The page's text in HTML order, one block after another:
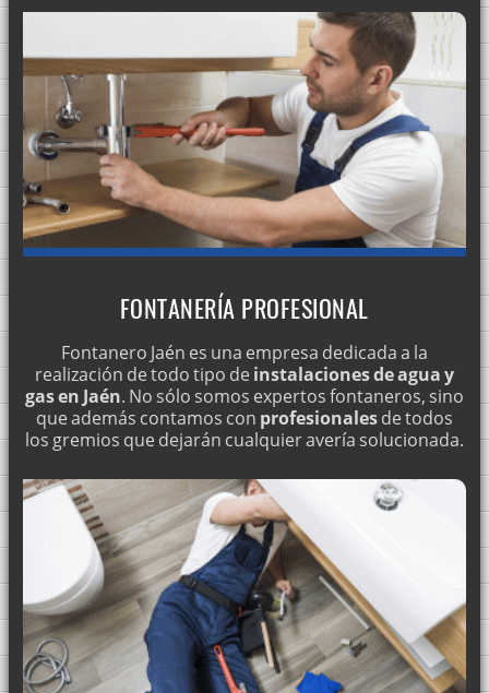
FONTANERÍA PROFESIONAL
Fontanero Jaén es una empresa dedicada a la
realización de todo tipo de instalaciones de agua y
gas en Jaén. No sólo somos expertos fontaneros, sino
que además contamos con profesionalesde todos
los gremios que dejarán cualquier avería solucionada.